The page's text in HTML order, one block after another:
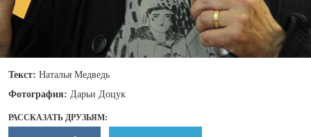
Текст: Наталья Медведь
Фотография: Дарьи Доцук
РАССКАЗАТЬ ДРУЗЬЯМ: